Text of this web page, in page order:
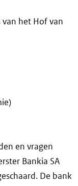
het Hof van
en vragen
Bankia SA
De bank